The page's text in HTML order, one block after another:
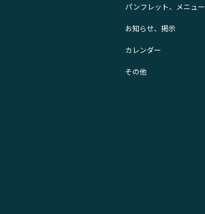
パンフレット、メニュー
お知らせ、掲示
カレンダー
その他